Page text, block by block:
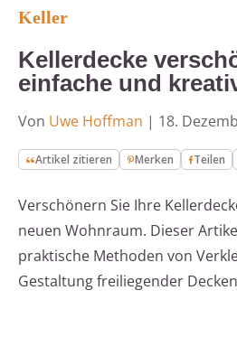
Keller
Kellerdecke
einfache und
Von Uwe Hoffman | 18.
Artikel zitieren Merken Teilen
Verschönern Sie Ihre
neuen Wohnraum. Dieser
praktische Methoden von
Gestaltung freiliegender